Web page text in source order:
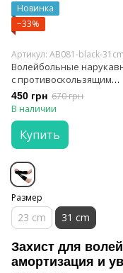
Новинка
−33%
Артикул: AB081-black-31cm
Волейбольные
с противоскользящим
эффектом и встроенной
губкой DEDOMON
450 грн 670 грн
В наличии
Купить
Размер
23 cm 31 cm
Захист для
амортизация и